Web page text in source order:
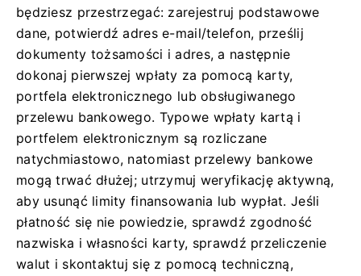
będziesz przestrzegać: zarejestruj podstawowe
dane, potwierdź adres e-mail/telefon, prześlij
dokumenty tożsamości i adres, a następnie
dokonaj pierwszej wpłaty za pomocą karty,
portfela elektronicznego lub obsługiwanego
przelewu bankowego. Typowe wpłaty kartą i
portfelem elektronicznym są rozliczane
natychmiastowo, natomiast przelewy bankowe
mogą trwać dłużej; utrzymuj weryfikację aktywną,
aby usunąć limity finansowania lub wypłat. Jeśli
płatność się nie powiedzie, sprawdź zgodność
nazwiska i własności karty, sprawdź przeliczenie
walut i skontaktuj się z pomocą techniczną,